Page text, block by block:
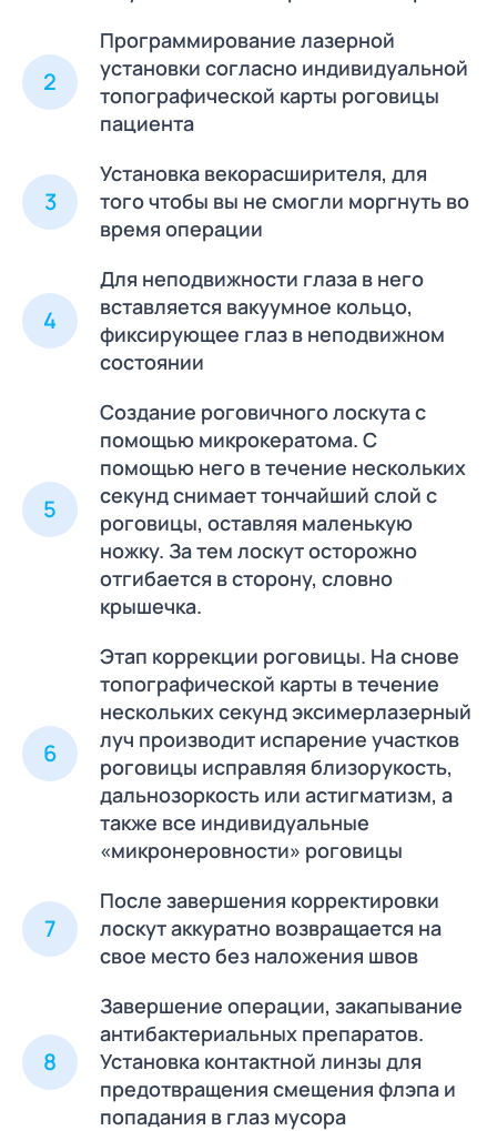
2
Программирование лазерной
установки согласно индивидуальной
топографической карты роговицы
пациента
3
Установка векорасширителя, для
того чтобы вы не смогли моргнуть во
время операции
4
Для неподвижности глаза в него
вставляется вакуумное кольцо,
фиксирующее глаз в неподвижном
состоянии
5
Создание роговичного лоскута с
помощью микрокератома. С
помощью него в течение нескольких
секунд снимает тончайший слой с
роговицы, оставляя маленькую
ножку. За тем лоскут осторожно
отгибается в сторону, словно
крышечка.
6
Этап коррекции роговицы. На снове
топографической карты в течение
нескольких секунд эксимерлазерный
луч производит испарение участков
роговицы исправляя близорукость,
дальнозоркость или астигматизм, а
также все индивидуальные
«микронеровности» роговицы
7
После завершения корректировки
лоскут аккуратно возвращается на
свое место без наложения швов
8
Завершение операции, закапывание
антибактериальных препаратов.
Установка контактной линзы для
предотвращения смещения флэпа и
попадания в глаз мусора